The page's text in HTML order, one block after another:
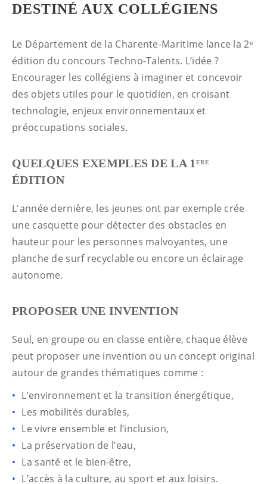
DESTINÉ AUX COLLÉGIENS
Le Département de la Charente-Maritime lance la 2ᵉ
édition du concours Techno-Talents. L’idée ?
Encourager les collégiens à imaginer et concevoir
des objets utiles pour le quotidien, en croisant
technologie, enjeux environnementaux et
préoccupations sociales.
QUELQUES EXEMPLES DE LA 1 ERE
ÉDITION
L'année dernière, les jeunes ont par exemple crée
une casquette pour détecter des obstacles en
hauteur pour les personnes malvoyantes, une
planche de surf recyclable ou encore un éclairage
autonome.
PROPOSER UNE INVENTION
Seul, en groupe ou en classe entière, chaque élève
peut proposer une invention ou un concept original
autour de grandes thématiques comme :
L’environnement et la transition énergétique,
Les mobilités durables,
Le vivre ensemble et l’inclusion,
La préservation de l’eau,
La santé et le bien-être,
L’accès à la culture, au sport et aux loisirs.